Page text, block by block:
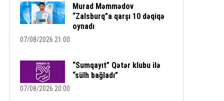
Murad Məmmədov
“Zalsburq”a qarşı 10 dəqiqə
oynadı
07/08/2026 21:00
“Sumqayıt” Qətər klubu ilə
“sülh bağladı”
07/08/2026 20:00